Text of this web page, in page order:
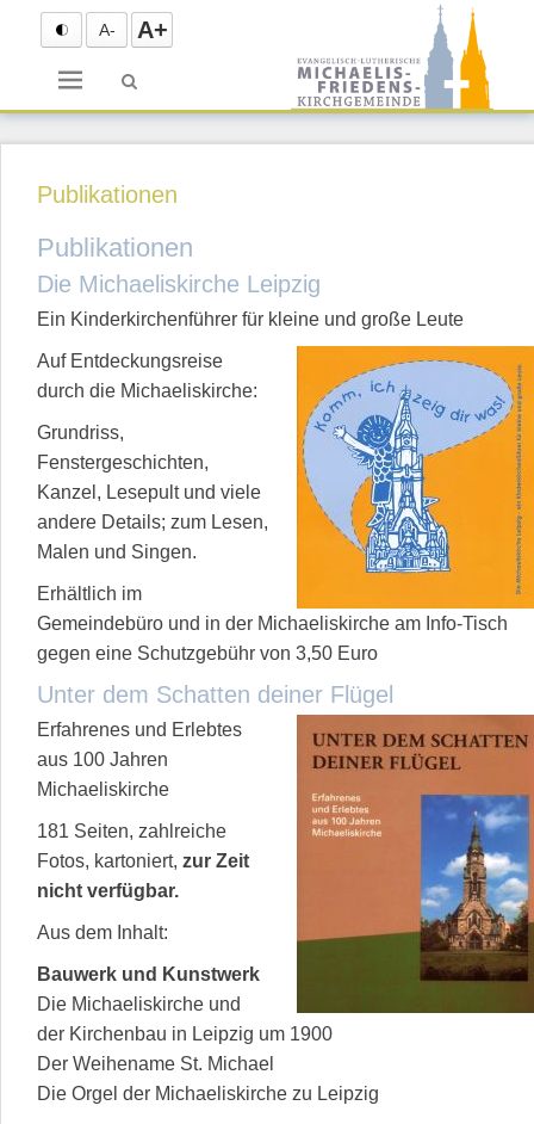
A- A+
Menü
Publikationen
Publikationen
Die Michaeliskirche Leipzig
Ein Kinderkirchenführer für kleine und große Leute
Auf Entdeckungsreise
durch die Michaeliskirche:
Grundriss,
Fenstergeschichten,
Kanzel, Lesepult und viele
andere Details; zum Lesen,
Malen und Singen.
Erhältlich im
Gemeindebüro und in der Michaeliskirche am Info-Tisch
gegen eine Schutzgebühr von 3,50 Euro
Unter dem Schatten deiner Flügel
Erfahrenes und Erlebtes
aus 100 Jahren
Michaeliskirche
181 Seiten, zahlreiche
Fotos, kartoniert, zur Zeit
nicht verfügbar.
Aus dem Inhalt:
Bauwerk und Kunstwerk
Die Michaeliskirche und
der Kirchenbau in Leipzig um 1900
Der Weihename St. Michael
Die Orgel der Michaeliskirche zu Leipzig